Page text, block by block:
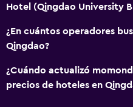
Hotel (Qingdao University
¿En cuántos operadores
Qingdao?
¿Cuándo actualizó
precios de hoteles en